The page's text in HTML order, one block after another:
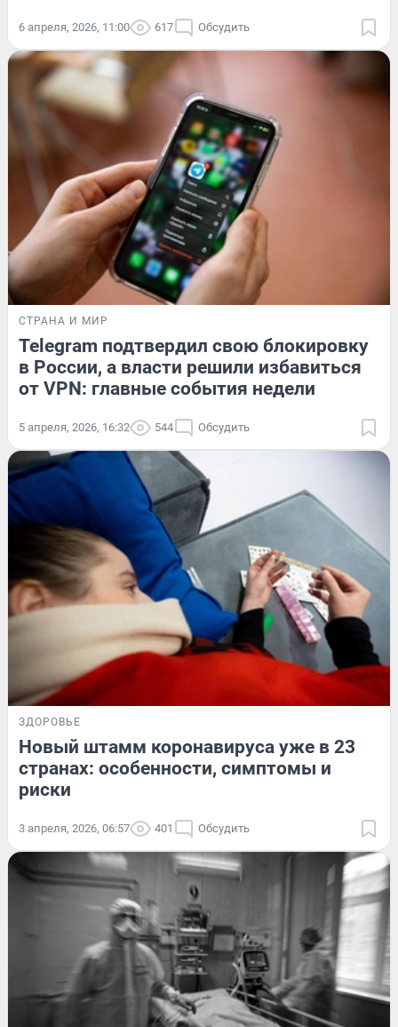
6 апреля, 2026, 11:00 617 Обсудить
СТРАНА И МИР
Telegram подтвердил свою блокировку
в России, а власти решили избавиться
от VPN: главные события недели
5 апреля, 2026, 16:32 544 Обсудить
ЗДОРОВЬЕ
Новый штамм коронавируса уже в 23
странах: особенности, симптомы и
риски
3 апреля, 2026, 06:57 401 Обсудить